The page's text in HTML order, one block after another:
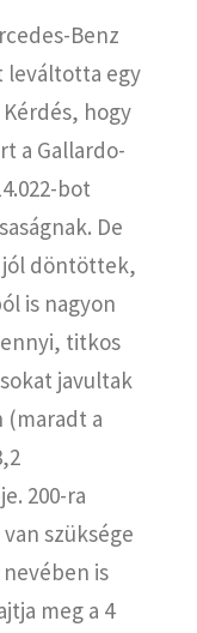
Benz
leváltotta egy
hogy
a Gallardo-
bot
De
jól döntöttek,
is nagyon
titkos
javultak
(maradt a
200-ra
szüksége
is
meg a 4